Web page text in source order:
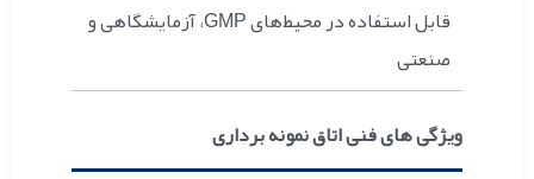
قابل استفاده در محیط‌های GMP، آزمایشگاهی و
صنعتی
ویژگی های فنی اتاق نمونه برداری